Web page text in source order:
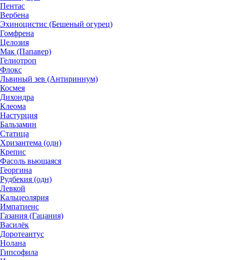
Пентас
Вербена
Эхиноцистис (Бешеный огурец)
Гомфрена
Целозия
Мак (Папавер)
Гелиотроп
Флокс
Львиный зев (Антириннум)
Космея
Дихондра
Клеома
Настурция
Бальзамин
Статица
Хризантема (одн)
Крепис
Фасоль вьющаяся
Георгина
Рудбекия (одн)
Левкой
Кальцеолярия
Импатиенс
Газания (Гацания)
Василёк
Доротеантус
Нолана
Гипсофила